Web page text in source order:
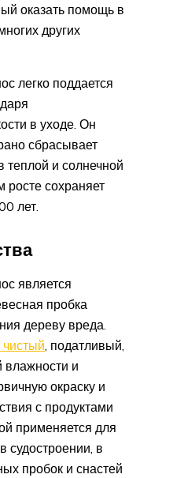
оказать помощь в
других
легко поддается
в уходе. Он
сбрасывает
теплой и солнечной
росте сохраняет
лет.
является
пробка
дереву вреда.
чистый , податливый,
влажности и
окраску и
с продуктами
применяется для
судостроении, в
пробок и снастей